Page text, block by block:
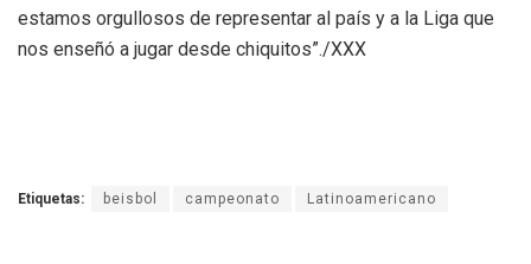
estamos orgullosos de representar al país y a la Liga que
nos enseñó a jugar desde chiquitos”./XXX
Etiquetas: beisbol campeonato Latinoamericano